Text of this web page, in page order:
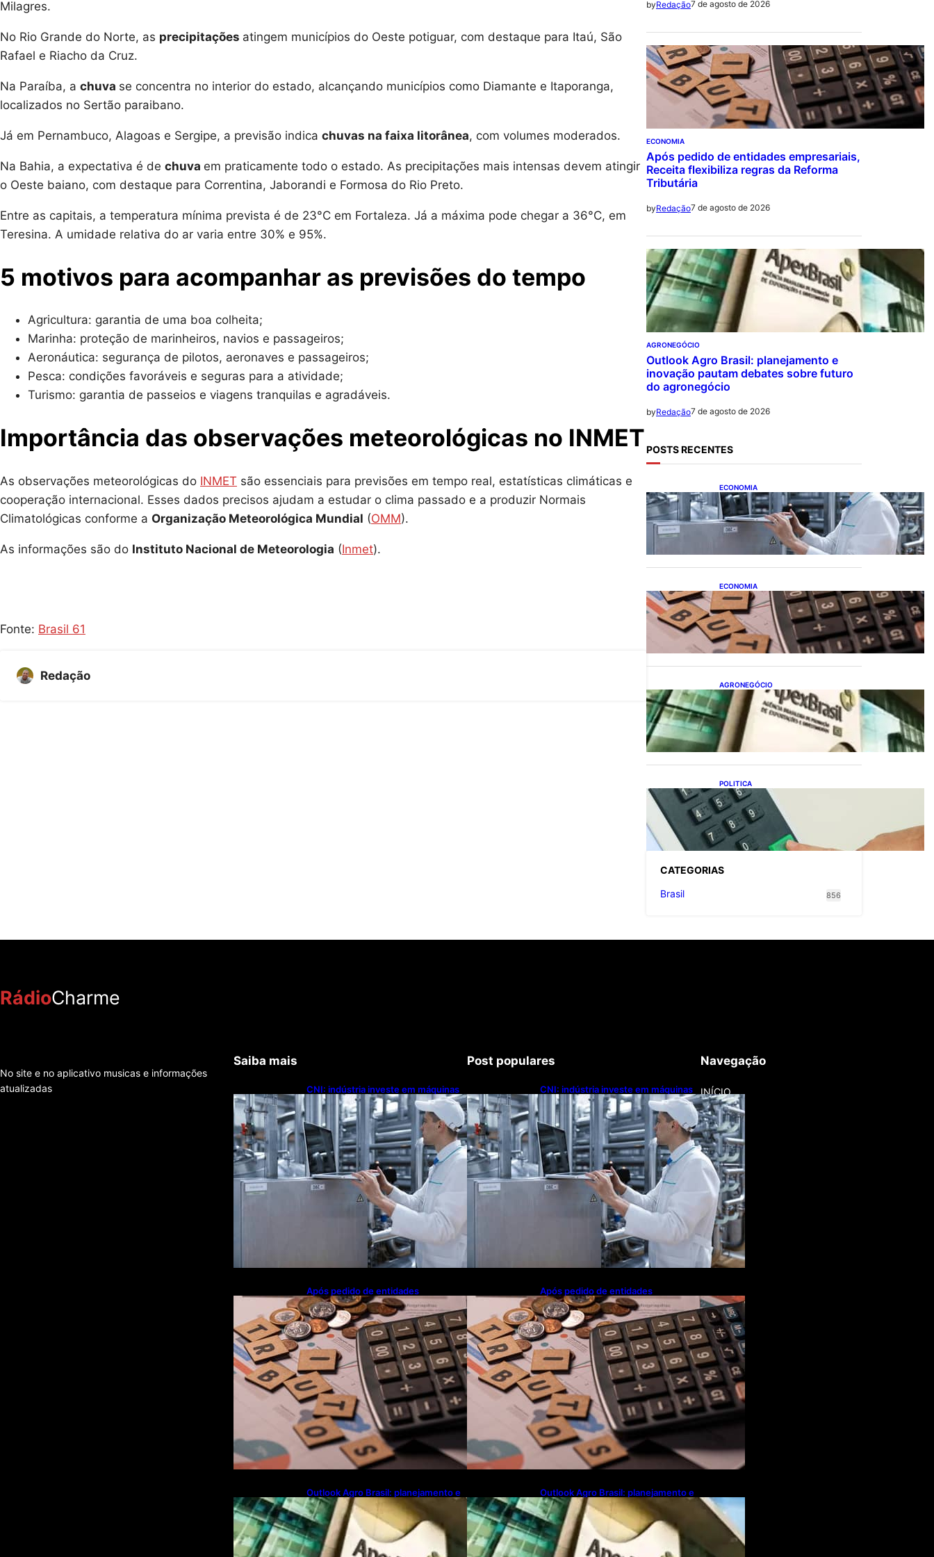
Milagres.
No Rio Grande do Norte, as precipitações atingem municípios do Oeste potiguar, com destaque para Itaú, São
Rafael e Riacho da Cruz.
Na Paraíba, a chuva se concentra no interior do estado, alcançando municípios como Diamante e Itaporanga,
localizados no Sertão paraibano.
Já em Pernambuco, Alagoas e Sergipe, a previsão indica chuvas na faixa litorânea, com volumes moderados.
Na Bahia, a expectativa é de chuva em praticamente todo o estado. As precipitações mais intensas devem atingir
o Oeste baiano, com destaque para Correntina, Jaborandi e Formosa do Rio Preto.
Entre as capitais, a temperatura mínima prevista é de 23°C em Fortaleza. Já a máxima pode chegar a 36°C, em
Teresina. A umidade relativa do ar varia entre 30% e 95%.
5 motivos para acompanhar as previsões do tempo
Agricultura: garantia de uma boa colheita;
Marinha: proteção de marinheiros, navios e passageiros;
Aeronáutica: segurança de pilotos, aeronaves e passageiros;
Pesca: condições favoráveis e seguras para a atividade;
Turismo: garantia de passeios e viagens tranquilas e agradáveis.
Importância das observações meteorológicas no INMET
As observações meteorológicas do INMET são essenciais para previsões em tempo real, estatísticas climáticas e
cooperação internacional. Esses dados precisos ajudam a estudar o clima passado e a produzir Normais
Climatológicas conforme a Organização Meteorológica Mundial (OMM).
As informações são do Instituto Nacional de Meteorologia (Inmet).
Fonte: Brasil 61
Redação
byRedação7 de agosto de 2026
ECONOMIA
Após pedido de entidades empresariais,
Receita flexibiliza regras da Reforma
Tributária
byRedação7 de agosto de 2026
AGRONEGÓCIO
Outlook Agro Brasil: planejamento e
inovação pautam debates sobre futuro
do agronegócio
byRedação7 de agosto de 2026
POSTS RECENTES
ECONOMIA
CNI: indústria investe em
máquinas novas, mas
modernização tecnológica
avança lentamente
ECONOMIA
Após pedido de entidades
empresariais, Receita
flexibiliza regras da
Reforma Tributária
AGRONEGÓCIO
Outlook Agro Brasil:
planejamento e inovação
pautam debates sobre
futuro do agronegócio
POLITICA
Viracasacas? Em 2022, 259
municípios votaram mais
em Lula no 1º turno e em
Jair no 2º
CATEGORIAS
Brasil
856
RádioCharme
No site e no aplicativo musicas e informações
atualizadas
Saiba mais
CNI: indústria investe em máquinas
novas, mas modernização
tecnológica avança lentamente
Após pedido de entidades
empresariais, Receita flexibiliza
regras da Reforma Tributária
Outlook Agro Brasil: planejamento e
inovação pautam debates sobre
futuro do agronegócio
Post populares
CNI: indústria investe em máquinas
novas, mas modernização
tecnológica avança lentamente
Após pedido de entidades
empresariais, Receita flexibiliza
regras da Reforma Tributária
Outlook Agro Brasil: planejamento e
inovação pautam debates sobre
futuro do agronegócio
Navegação
INÍCIO